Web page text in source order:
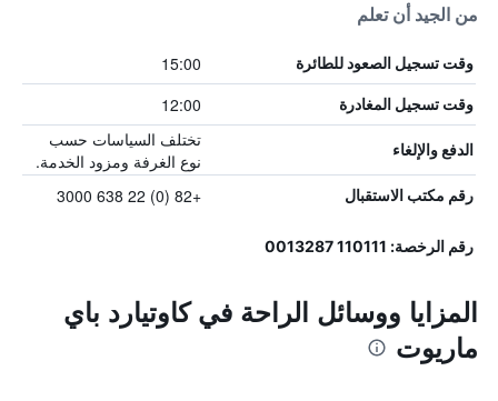
من الجيد أن تعلم
وقت تسجيل الصعود للطائرة 15:00
وقت تسجيل المغادرة 12:00
الدفع والإلغاء
تختلف السياسات حسب
نوع الغرفة ومزود الخدمة.
رقم مكتب الاستقبال +82 (0) 22 638 3000
رقم الرخصة: 110111 0013287
المزايا ووسائل الراحة في كاوتيارد باي
ماريوت